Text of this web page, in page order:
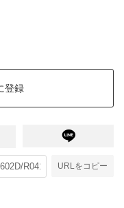
登録
URLをコピー